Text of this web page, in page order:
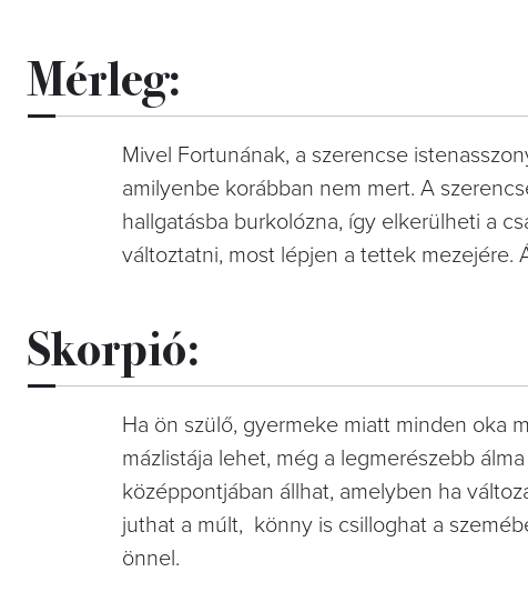
Mérleg:
Mivel Fortunának, a szerencse
amilyenbe korábban nem mert. A
hallgatásba burkolózna, így elkerülheti a
változtatni, most lépjen a tettek mezejére.
Skorpió:
Ha ön szülő, gyermeke miatt minden oka
mázlistája lehet, még a legmerészebb
középpontjában állhat, amelyben ha
juthat a múlt, könny is csilloghat a
önnel.